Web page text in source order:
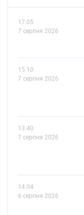
17.05
7 серпня 2026
15.10
7 серпня 2026
13.40
7 серпня 2026
14.04
6 серпня 2026